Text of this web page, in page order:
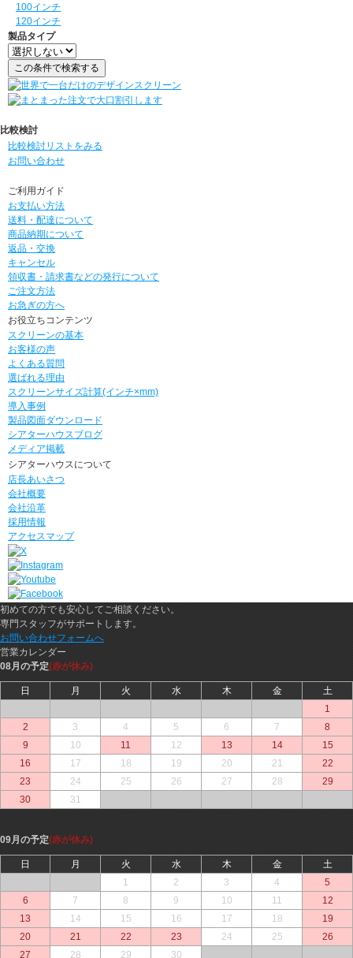
100インチ
120インチ
製品タイプ
比較検討
比較検討リストをみる
お問い合わせ
ご利用ガイド
お支払い方法
送料・配達について
商品納期について
返品・交換
キャンセル
領収書・請求書などの発行について
ご注文方法
お急ぎの方へ
お役立ちコンテンツ
スクリーンの基本
お客様の声
よくある質問
選ばれる理由
スクリーンサイズ計算(インチ×mm)
導入事例
製品図面ダウンロード
シアターハウスブログ
メディア掲載
シアターハウスについて
店長あいさつ
会社概要
会社沿革
採用情報
アクセスマップ
初めての方でも安心してご相談ください。
専門スタッフがサポートします。
お問い合わせフォームへ
営業カレンダー
08月の予定(赤が休み)
日 月 火 水 木 金
土
1
2
3 4 5 6 7
8
9
10 11 12 13 14
15
16
17 18 19 20 21
22
23
24 25 26 27 28
29
30
31
09月の予定(赤が休み)
日 月 火 水 木 金
土
1 2 3 4
5
6
7 8 9 10 11
12
13
14 15 16 17 18
19
20
21 22 23 24 25
26
27
28 29 30